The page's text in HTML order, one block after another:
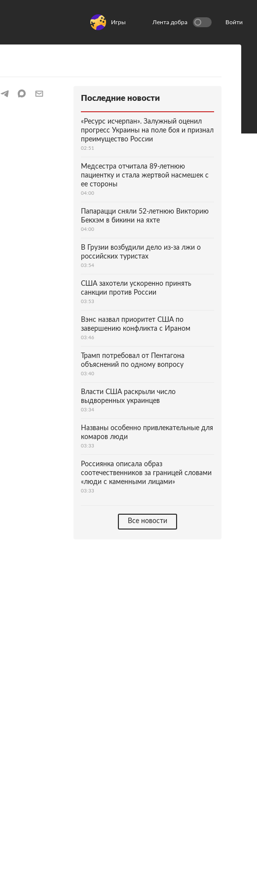
Игры Лента добра Войти
Последние новости
«Ресурс исчерпан». Залужный оценил
прогресс Украины на поле боя и признал
преимущество России
02:51
Медсестра отчитала 89-летнюю
пациентку и стала жертвой насмешек с
ее стороны
04:00
Папарацци сняли 52-летнюю Викторию
Бекхэм в бикини на яхте
04:00
В Грузии возбудили дело из-за лжи о
российских туристах
03:54
США захотели ускоренно принять
санкции против России
03:53
Вэнс назвал приоритет США по
завершению конфликта с Ираном
03:46
Трамп потребовал от Пентагона
объяснений по одному вопросу
03:40
Власти США раскрыли число
выдворенных украинцев
03:34
Названы особенно привлекательные для
комаров люди
03:33
Россиянка описала образ
соотечественников за границей словами
«люди с каменными лицами»
03:33
Все новости